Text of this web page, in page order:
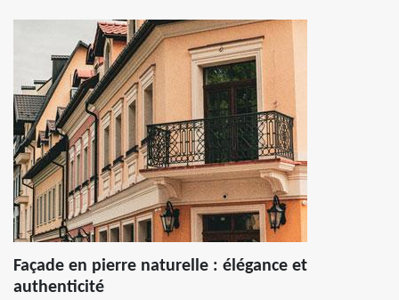
Façade en pierre naturelle : élégance et
authenticité